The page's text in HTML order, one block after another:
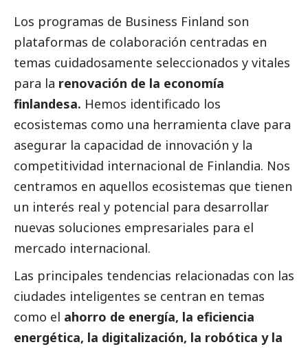
Los programas de Business Finland son
plataformas de colaboración centradas en
temas cuidadosamente seleccionados y vitales
para la renovación de la economía
finlandesa. Hemos identificado los
ecosistemas como una herramienta clave para
asegurar la capacidad de innovación y la
competitividad internacional de Finlandia. Nos
centramos en aquellos ecosistemas que tienen
un interés real y potencial para desarrollar
nuevas soluciones empresariales para el
mercado internacional.
Las principales tendencias relacionadas con las
ciudades inteligentes se centran en temas
como el ahorro de energía, la eficiencia
energética, la digitalización, la robótica y la